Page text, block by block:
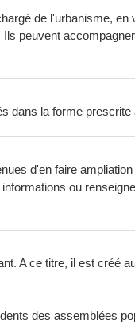
de l'urbanisme, en
peuvent
dans la forme
d'en faire
ou
A ce titre, il est créé
des assemblées